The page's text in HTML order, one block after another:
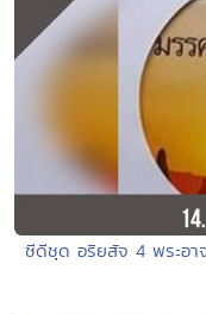
ซีดีชุด อริยสัจ 4 พระ